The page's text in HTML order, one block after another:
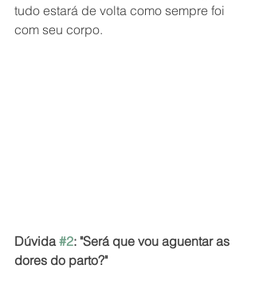
tudo estará de volta como sempre foi
com seu corpo.
Dúvida #2: "Será que vou aguentar as
dores do parto?"